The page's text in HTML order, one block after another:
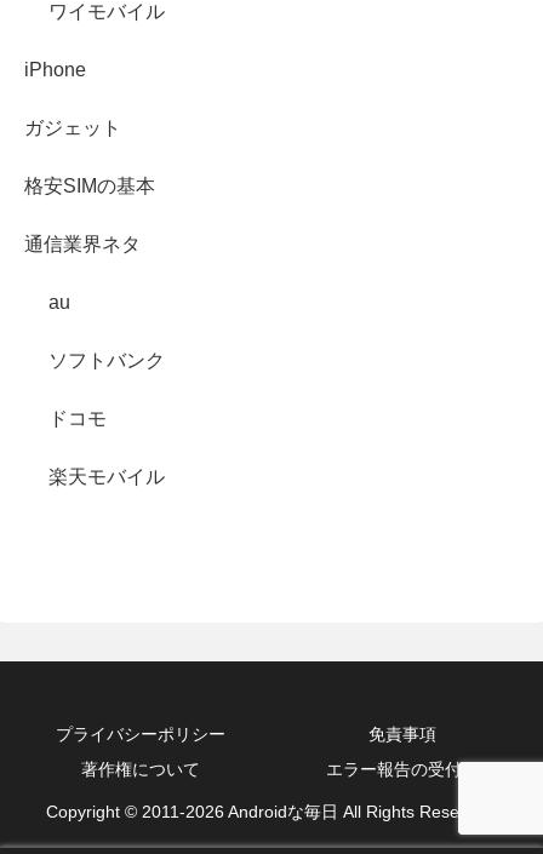
ワイモバイル
iPhone
ガジェット
格安SIMの基本
通信業界ネタ
au
ソフトバンク
ドコモ
楽天モバイル
プライバシーポリシー
免責事項
著作権について
エラー報告の受付箱
Copyright © 2011-2026 Androidな毎日 All Rights Reserved.